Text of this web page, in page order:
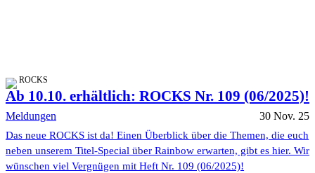
ROCKS
Ab 10.10. erhältlich: ROCKS Nr. 109 (06/2025)!
Meldungen 30 Nov. 25
Das neue ROCKS ist da! Einen Überblick über die Themen, die euch
neben unserem Titel-Special über Rainbow erwarten, gibt es hier. Wir
wünschen viel Vergnügen mit Heft Nr. 109 (06/2025)!